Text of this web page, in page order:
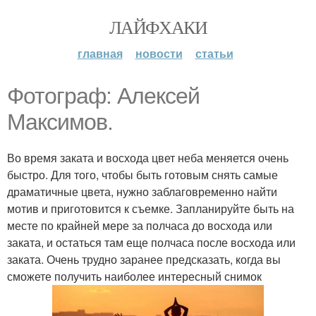
ЛАЙФХАКИ
главная новости статьи
Фотограф: Алексей
Максимов.
Во время заката и восхода цвет неба меняется очень
быстро. Для того, чтобы быть готовым снять самые
драматичные цвета, нужно заблаговременно найти
мотив и приготовится к съемке. Запланируйте быть на
месте по крайней мере за полчаса до восхода или
заката, и остаться там еще полчаса после восхода или
заката. Очень трудно заранее предсказать, когда вы
сможете получить наиболее интересный снимок